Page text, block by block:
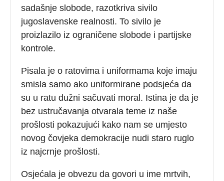
sadašnje slobode, razotkriva sivilo
jugoslavenske realnosti. To sivilo je
proizlazilo iz ograničene slobode i partijske
kontrole.
Pisala je o ratovima i uniformama koje imaju
smisla samo ako uniformirane podsjeća da
su u ratu dužni sačuvati moral. Istina je da je
bez ustručavanja otvarala teme iz naše
prošlosti pokazujući kako nam se umjesto
novog čovjeka demokracije nudi staro ruglo
iz najcrnje prošlosti.
Osjećala je obvezu da govori u ime mrtvih,